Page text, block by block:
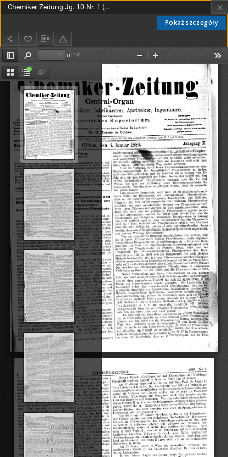
Pokaż szczegóły
Chemiker-Zeitung Jg. 10 Nr. 1 (1886)